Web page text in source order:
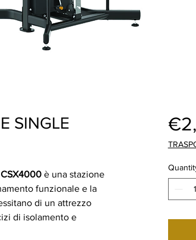
SINGLE
CSX4000 è una stazione
funzionale e la
di un attrezzo
di isolamento e